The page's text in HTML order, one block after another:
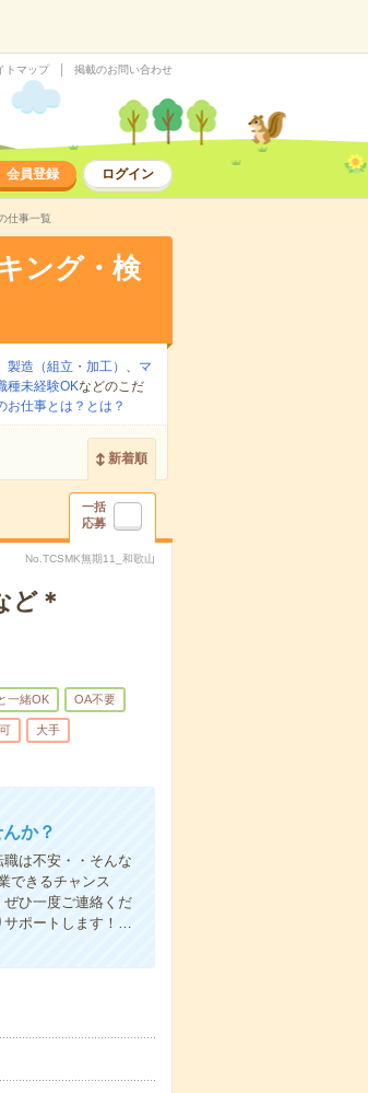
トマップ 掲載のお問い合わせ
会員登録 ログイン
仕事一覧
ング・検
製造（組立・加工） 、
マ
種未経験OKなどのこだ
お仕事とは？とは？
新着順
一括
応募
No.TCSMK無期11_和歌山
ど＊
一緒OK OA不要
大手
か？
は不安・・そんな
できるチャンス
ひ一度ご連絡くだ
サポートします！…